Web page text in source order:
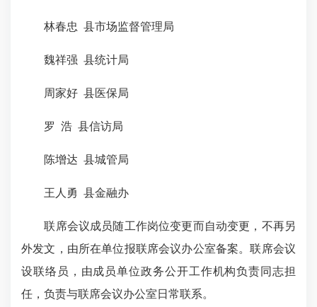
林春忠 县市场监督管理局
魏祥强 县统计局
周家好 县医保局
罗 浩 县信访局
陈增达 县城管局
王人勇 县金融办
联席会议成员随工作岗位变更而自动变更，不再另
外发文，由所在单位报联席会议办公室备案。联席会议
设联络员，由成员单位政务公开工作机构负责同志担
任，负责与联席会议办公室日常联系。